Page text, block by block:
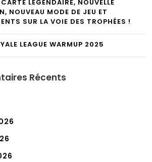
LÉGENDAIRE, NOUVELLE
NOUVEAU MODE DE JEU ET
SUR LA VOIE DES TROPHÉES !
LEAGUE WARMUP 2025
Récents